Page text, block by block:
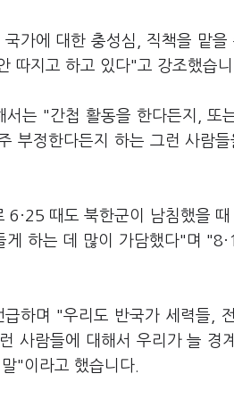
가에 대한 충성심, 직책을 맡을
따지고 하고 있다"고 강조했습니
는 "간첩 활동을 한다든지, 또
부정한다든지 하는 그런 사람
때도 북한군이 남침했을 때
하는 데 많이 가담했다"며
하며 "우리도 반국가 세력들,
사람들에 대해서 우리가 늘 경
"이라고 했습니다.